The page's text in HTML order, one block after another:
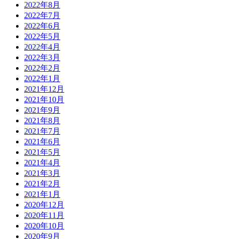
2022年8月
2022年7月
2022年6月
2022年5月
2022年4月
2022年3月
2022年2月
2022年1月
2021年12月
2021年10月
2021年9月
2021年8月
2021年7月
2021年6月
2021年5月
2021年4月
2021年3月
2021年2月
2021年1月
2020年12月
2020年11月
2020年10月
2020年9月